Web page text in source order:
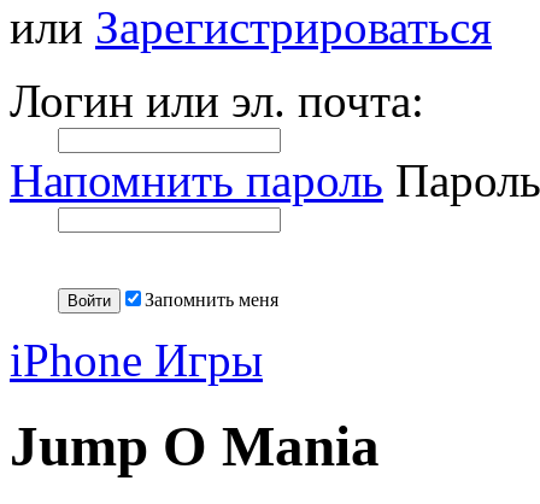
или Зарегистрироваться
Логин или эл. почта:
Напомнить пароль
Запомнить меня
iPhone Игры
Jump O Mania